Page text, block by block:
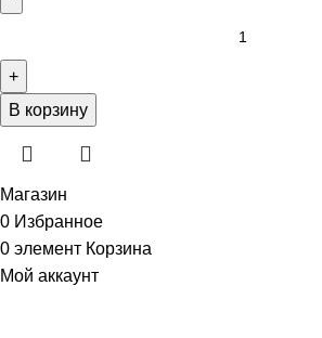
В корзину
Магазин
0 Избранное
0 элемент Корзина
Мой аккаунт